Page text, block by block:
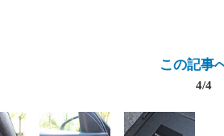
この記事
4/4